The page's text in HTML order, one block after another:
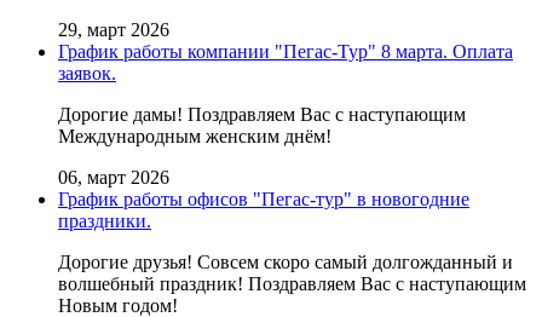
29, март 2026
График работы компании "Пегас-Тур" 8 марта. Оплата
заявок.
Дорогие дамы! Поздравляем Вас с наступающим
Международным женским днём!
06, март 2026
График работы офисов "Пегас-тур" в новогодние
праздники.
Дорогие друзья! Совсем скоро самый долгожданный и
волшебный праздник! Поздравляем Вас с наступающим
Новым годом!